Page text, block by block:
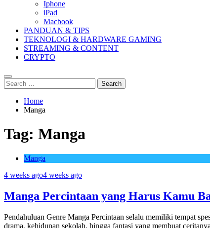
Iphone
iPad
Macbook
PANDUAN & TIPS
TEKNOLOGI & HARDWARE GAMING
STREAMING & CONTENT
CRYPTO
Search
for:
Home
Manga
Tag: Manga
Manga
4 weeks ago4 weeks ago
Manga Percintaan yang Harus Kamu
Pendahuluan Genre Manga Percintaan selalu memiliki tempat
drama, kehidupan sekolah, hingga fantasi yang membuat